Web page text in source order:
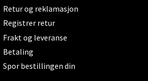
Retur og reklamasjon
Registrer retur
Frakt og leveranse
Betaling
Spor bestillingen din